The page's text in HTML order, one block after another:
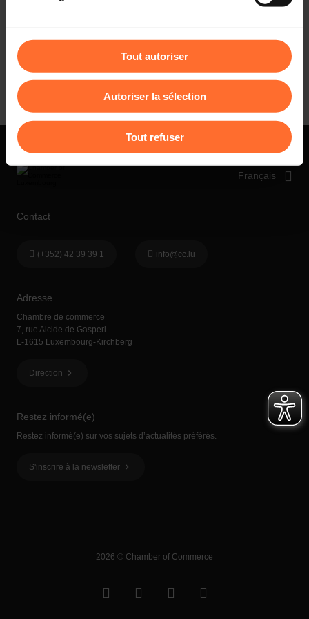
Vous avez la possibilité de modifier ou retirer votre
consentement à tout moment en cliquant sur l’icône
flottante en bas à gauche de chaque page.
Pour de plus amples informations sur la manière dont
nous utilisons lescookies et sommes amenés à traiter
vos données personnelles, vous pouvez consulter notre
Politique de
Tout autoriser
Autoriser la sélection
Tout refuser
le développement de l’entreprise jusqu’à la cessation ou
Découvrez maintenant cette nouvelle expérience digitale pour
accompagner vos projets entrepreneuriaux !
Restez informé(e)
Restez informé(e) sur vos sujets d’actualités préférés.
S'inscrire à la newsletter
Adresse
Chambre de commerce
7, rue Alcide de Gasperi
L-1615 Luxembourg-Kirchberg
Direction
Contact
(+352) 42 39 39 1 info@cc.lu
2026 © Chamber of Commerce